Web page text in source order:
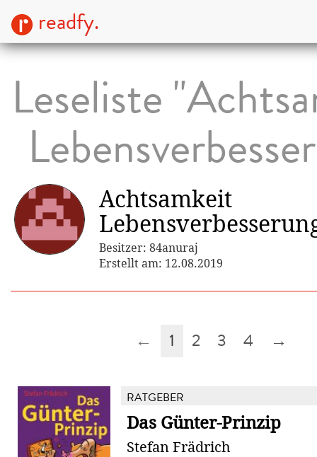
readfy.
Leseliste
Achtsamkeit
Besitzer: 84anuraj
Erstellt am: 12.08.2019
← 1 2 3 4 →
RATGEBER
Das Günter-Prinzip
Stefan Frädrich